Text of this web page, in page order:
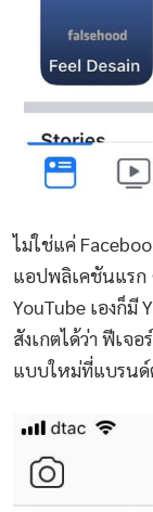
ไม่ใช่แค่
แอปพลิเคชันแรก
YouTube เองก็มี
สังเกตได้ว่า ฟีเจ
แบบใหม่ที่แบรนด์